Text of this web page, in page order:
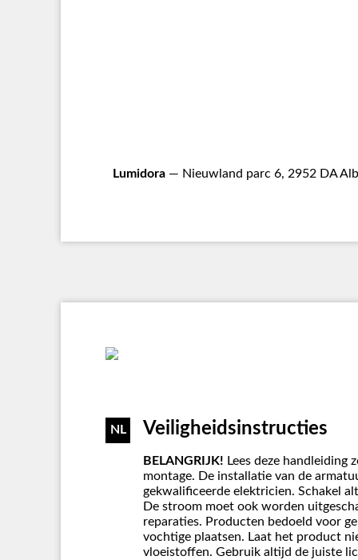
Lumidora — Nieuwland parc 6, 2952 DA
NL Veiligheidsinstructies
BELANGRIJK! Lees deze handleiding
montage. De installatie van de
gekwalificeerde elektricien. Schakel
De stroom moet ook worden
reparaties. Producten bedoeld voor
vochtige plaatsen. Laat het product
vloeistoffen. Gebruik altijd de juiste